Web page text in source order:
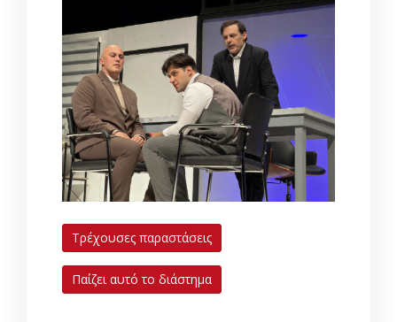
Τρέχουσες παραστάσεις
Παίζει αυτό το διάστημα